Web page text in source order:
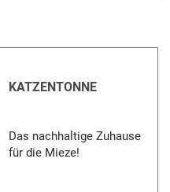
KATZENTONNE
Das nachhaltige Zuhause
für die Mieze!